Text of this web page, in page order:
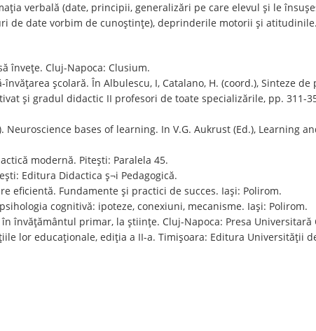
verbală (date, principii, generalizări pe care elevul şi le
de date vorbim de cunoştințe), deprinderile motorii şi atitudinile.
înveţe. Cluj-Napoca: Clusium.
învățarea școlară. În Albulescu, I, Catalano, H. (coord.), Sinteze
și gradul didactic II profesori de toate specializările, pp. 311-
Neuroscience bases of learning. In V.G. Aukrust (Ed.), Learning
modernă. Pitești: Paralela 45.
Editura Didactica ș¬i Pedagogică.
eficientă. Fundamente și practici de succes. Iași: Polirom.
cognitivă: ipoteze, conexiuni, mecanisme. Iași: Polirom.
învățământul primar, la științe. Cluj-Napoca: Presa Universitară
lor educaționale, ediția a II-a. Timișoara: Editura Universității